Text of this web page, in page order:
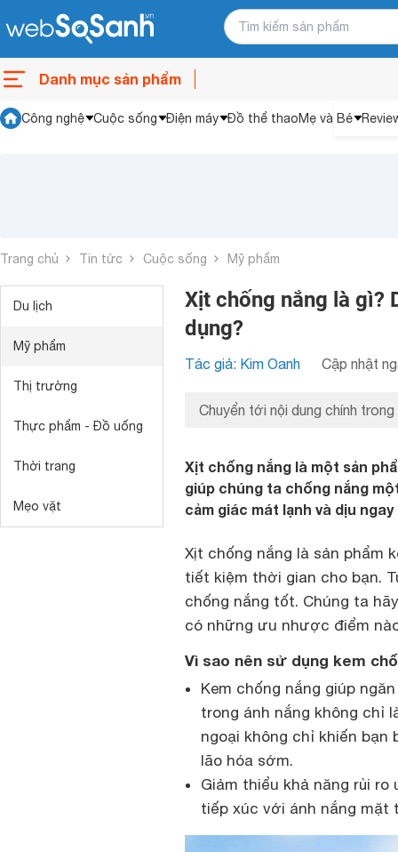
Danh mục sản phẩm
Công nghệ Cuộc sống Điện máy Đồ thể thaoMẹ và Bé
Trang chủ Tin tức Cuộc sống Mỹ phẩm
Du lịch
Mỹ phẩm
Thị trường
Thực phẩm - Đồ uống
Thời trang
Mẹo vặt
Xịt chống nắng là gì?
dụng?
Tác giả: Kim Oanh Cập nhật
Chuyển tới nội dung chính trong
Xịt chống nắng là một sản
giúp chúng ta chống nắng
cảm giác mát lạnh và dịu
Xịt chống nắng là sản phẩm
tiết kiệm thời gian cho bạn.
chống nắng tốt. Chúng ta
có những ưu nhược điểm
Vì sao nên sử dụng kem
Kem chống nắng giúp
trong ánh nắng không chỉ
ngoại không chỉ khiến bạn
lão hóa sớm.
Giảm thiểu khả năng rủi
tiếp xúc với ánh nắng mặt